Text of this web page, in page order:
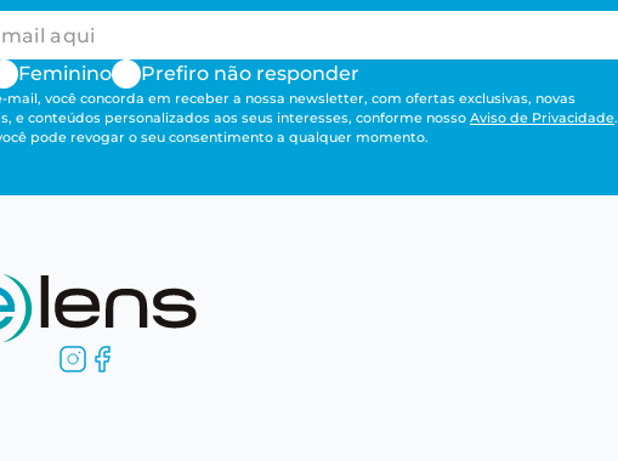
Feminino Prefiro não responder
mail, você concorda em receber a nossa newsletter, com ofertas exclusivas, novas
e conteúdos personalizados aos seus interesses, conforme nosso Aviso de Privacidade.
pode revogar o seu consentimento a qualquer momento.